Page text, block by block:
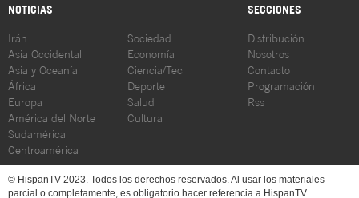
NOTICIAS SECCIONES
Irán
Asia Occidental
Asia y Oceanía
África
Europa
América del Norte
Sudamérica
Centroamérica
Sociedad
Economía
Ciencia/Tec
Deporte
Salud
Cultura
Distribución
Nosotros
Contacto
Programación
Rss
© HispanTV 2023. Todos los derechos reservados. Al usar los materiales
parcial o completamente, es obligatorio hacer referencia a HispanTV